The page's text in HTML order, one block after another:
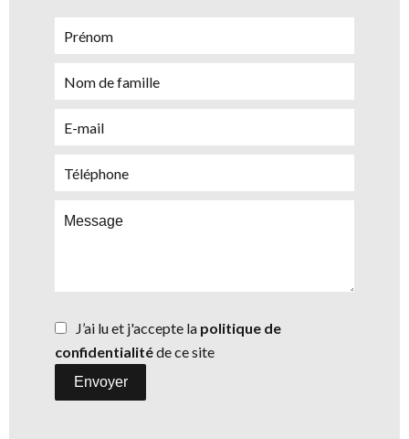
J’ai lu et j'accepte la politique de
confidentialitéde ce site
Envoyer